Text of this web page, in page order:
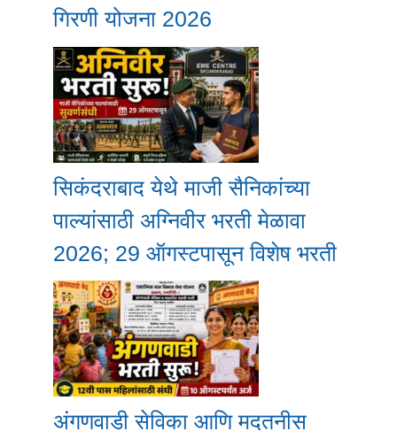
गिरणी योजना 2026
सिकंदराबाद येथे माजी सैनिकांच्या
पाल्यांसाठी अग्निवीर भरती मेळावा
2026; 29 ऑगस्टपासून विशेष भरती
अंगणवाडी सेविका आणि मदतनीस